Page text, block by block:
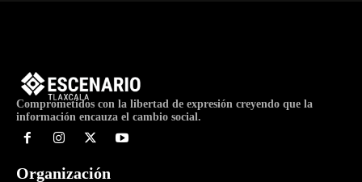
Comprometidos con la libertad de expresión creyendo que la
información encauza el cambio social.
Organización